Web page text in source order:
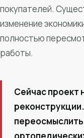
покупателей.
изменение
полностью
работы.
Сейчас проект